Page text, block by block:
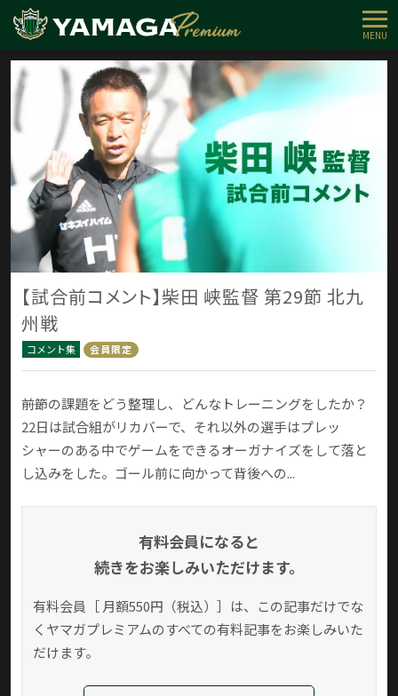
MENU
【試合前コメント】柴田 峡監督 第29節 北九
州戦
コメント集 会員限定
――前節の課題をどう整理し、どんなトレーニングをしたか？
22日は試合組がリカバーで、それ以外の選手はプレッ
シャーのある中でゲームをできるオーガナイズをして落と
し込みをした。ゴール前に向かって背後への...
有料会員になると
続きをお楽しみいただけます。
有料会員［ 月額550円（税込）］は、この記事だけでな
く ヤマガプレミアムのすべての有料記事をお楽しみいた
だけます。